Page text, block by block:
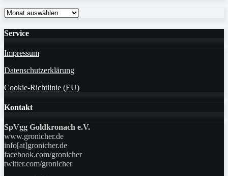
Monatsarchiv
Service
Impressum
Datenschutzerklärung
Cookie-Richtlinie (EU)
Kontakt
SpVgg Goldkronach e.V.
www.gronicher.de
info[at]gronicher.de
facebook.com/gronicher
twitter.com/gronicher